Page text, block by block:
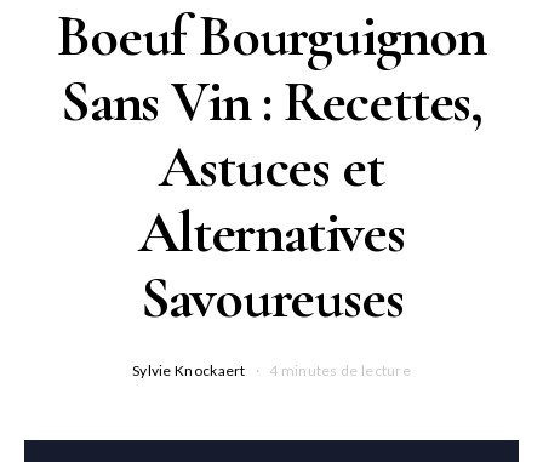
Boeuf Bourguignon
Sans Vin : Recettes,
Astuces et
Alternatives
Savoureuses
Sylvie Knockaert 4 minutes de lecture